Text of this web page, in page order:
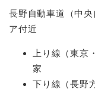
長野自動車道（中
ア付近
上り線（東京
家
下り線（長